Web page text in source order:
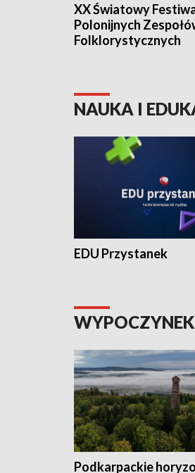
XX Światowy
Polonijnych
Folklorystycznych
NAUKA I
EDU Przystanek
Podkarpackie